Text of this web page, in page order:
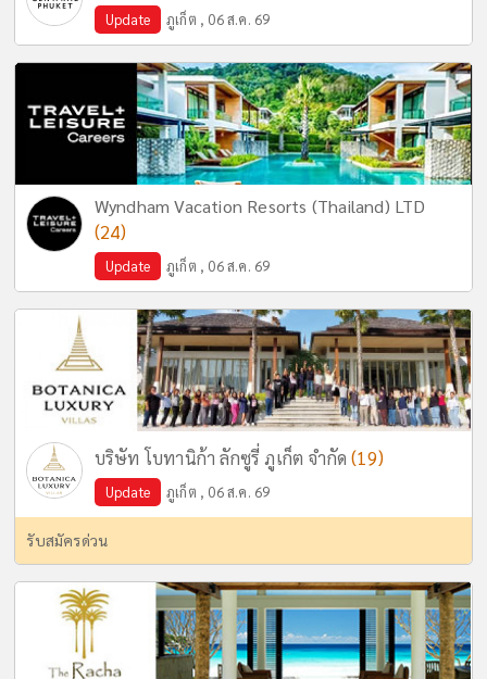
Update ภูเก็ต , 06 ส.ค. 69
Wyndham Vacation Resorts (Thailand) LTD
(24)
Update ภูเก็ต , 06 ส.ค. 69
บริษัท โบทานิก้า ลักซูรี่ ภูเก็ต จำกัด(19)
Update ภูเก็ต , 06 ส.ค. 69
รับสมัครด่วน